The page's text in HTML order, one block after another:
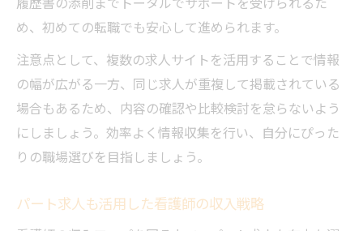
め、初めての転職でも安心して進められます。
注意点として、複数の求人サイトを活用することで情報
の幅が広がる一方、同じ求人が重複して掲載されている
場合もあるため、内容の確認や比較検討を怠らないよう
にしましょう。効率よく情報収集を行い、自分にぴった
りの職場選びを目指しましょう。
パート求人も活用した看護師の収入戦略